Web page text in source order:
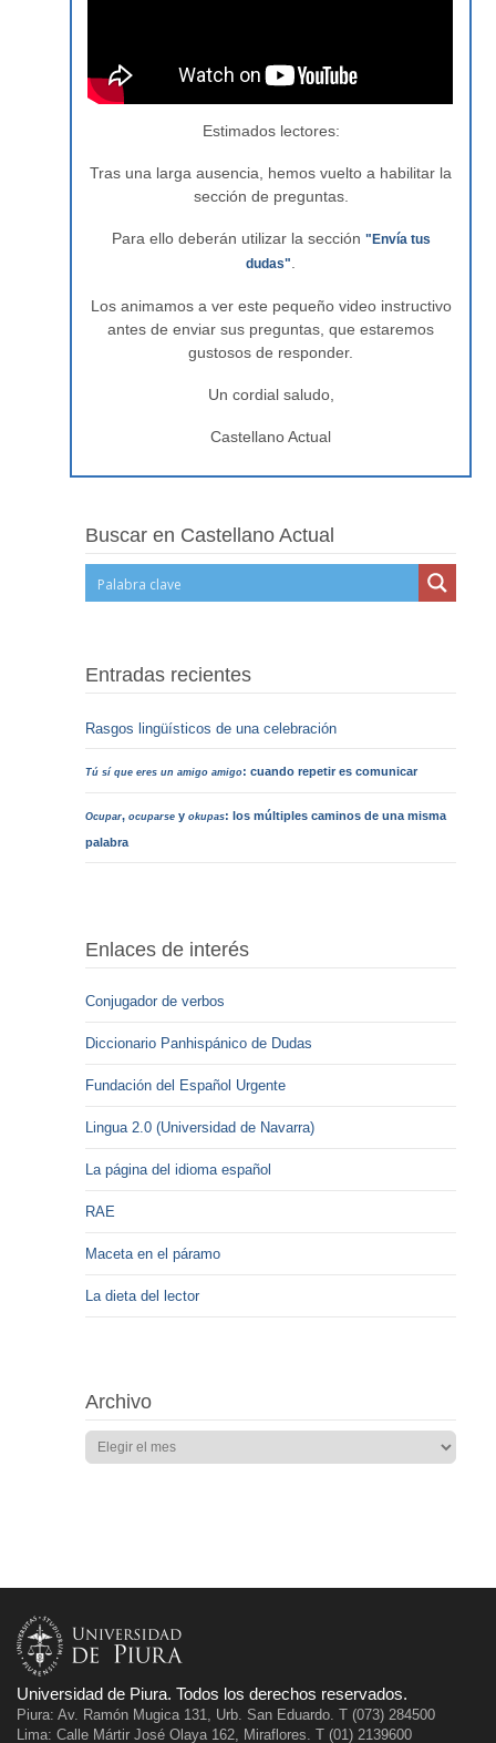
Estimados lectores:
Tras una larga ausencia, hemos vuelto a habilitar la
sección de preguntas.
Para ello deberán utilizar la sección "Envía tus
dudas"
Los animamos a ver este pequeño video instructivo
antes de enviar sus preguntas, que estaremos
gustosos de responder.
Un cordial saludo,
Castellano Actual
Buscar en Castellano Actual
Entradas recientes
Rasgos lingüísticos de una celebración
Tú sí que eres un amigo amigo: cuando repetir es comunicar
Ocupar,ocuparse yokupas: los múltiples caminos de una misma
palabra
Enlaces de interés
Conjugador de verbos
Diccionario Panhispánico de Dudas
Fundación del Español Urgente
Lingua 2.0 (Universidad de Navarra)
La página del idioma español
RAE
Maceta en el páramo
La dieta del lector
Archivo
Universidad de Piura. Todos los derechos reservados.
Piura: Av. Ramón Mugica 131, Urb. San Eduardo. T (073) 284500
Lima: Calle Mártir José Olaya 162, Miraflores. T (01) 2139600